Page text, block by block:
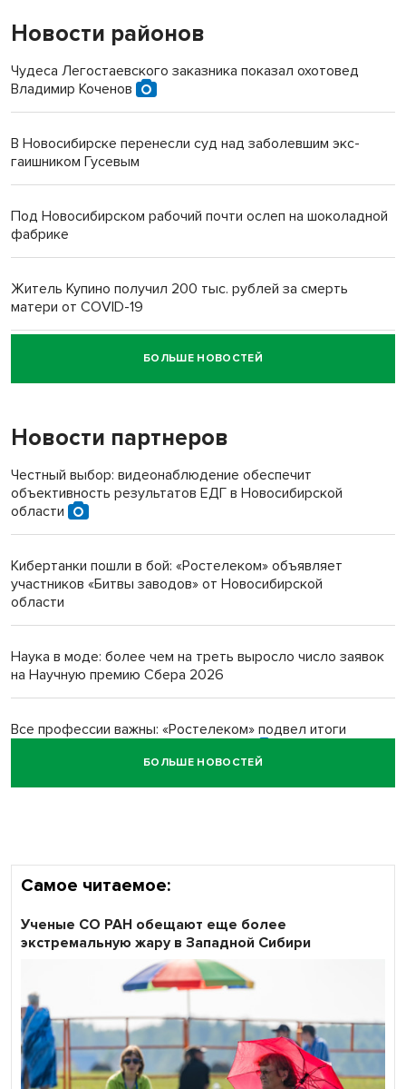
Новости районов
Чудеса Легостаевского заказника показал охотовед
Владимир Коченов
В Новосибирске перенесли суд над заболевшим экс-
гаишником Гусевым
Под Новосибирском рабочий почти ослеп на шоколадной
фабрике
Житель Купино получил 200 тыс. рублей за смерть
матери от COVID-19
Новосибирский суд наказал водителя за смерть
пенсионерки на вокзале
«Мы живём на пастбище!»: в новосибирском селе лошади
терроризируют жителей
Инвалид получил условный срок за избиение врачей
протезом под Новосибирском
Новосибирский преподаватель с женой вошли в топ-16
многодетных в России
Обновлённое отделение ВТБ открылось в Искитиме
БОЛЬШЕ НОВОСТЕЙ
Новости партнеров
Честный выбор: видеонаблюдение обеспечит
объективность результатов ЕДГ в Новосибирской
области
Кибертанки пошли в бой: «Ростелеком» объявляет
участников «Битвы заводов» от Новосибирской
области
Наука в моде: более чем на треть выросло число заявок
на Научную премию Сбера 2026
Все профессии важны: «Ростелеком» подвел итоги
БОЛЬШЕ НОВОСТЕЙ
Самое читаемое:
Ученые СО РАН обещают еще более
экстремальную жару в Западной Сибири